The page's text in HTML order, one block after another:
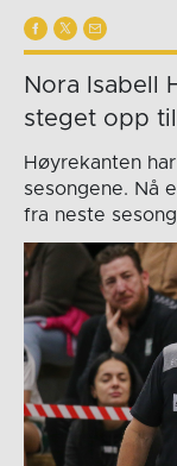
Nora Isabell
steget opp
Høyrekanten
sesongene. Nå
fra neste